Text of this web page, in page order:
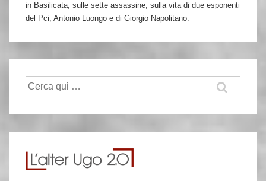
in Basilicata, sulle sette assassine, sulla vita di due esponenti
del Pci, Antonio Luongo e di Giorgio Napolitano.
Cerca: